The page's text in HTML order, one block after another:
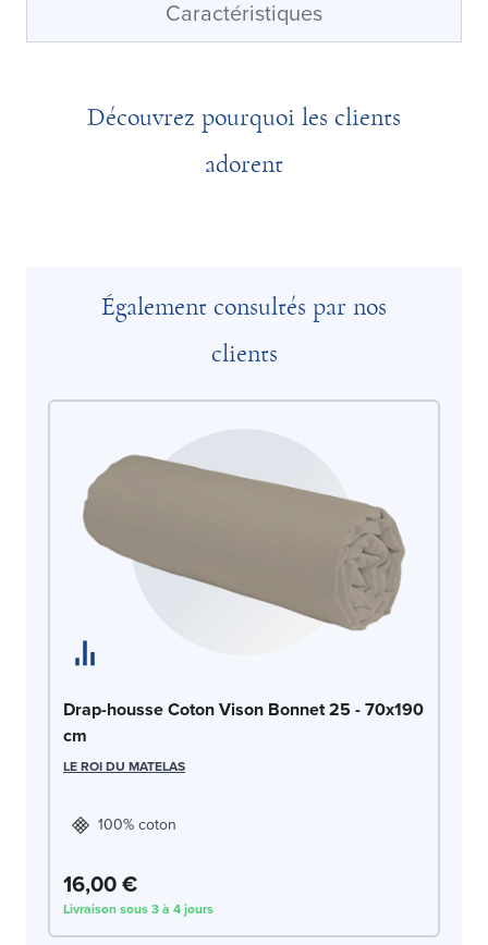
Caractéristiques
Découvrez pourquoi les clients
adorent
Également consultés par nos
clients
Drap-housse Coton Vison Bonnet 25 - 70x190
cm
LE ROI DU MATELAS
100% coton
16,00 €
Livraison sous 3 à 4 jours